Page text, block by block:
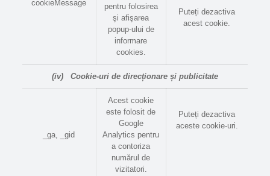
cookieMessage
pentru folosirea
şi afişarea
popup-ului de
informare
cookies.
Puteți dezactiva
acest cookie.
(iv) Cookie-uri de direcționare și publicitate
_ga, _gid
Acest cookie
este folosit de
Google
Analytics pentru
a contoriza
numărul de
vizitatori.
Puteți dezactiva
aceste cookie-uri.